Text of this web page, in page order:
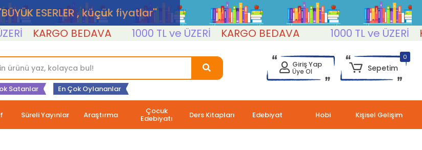
ESERLER , küçük fiyatlar''
KARGO BEDAVA 1000 TL ve ÜZERİ KARGO BEDAVA 1000 TL ve ÜZERİ
Satanlar En Çok Oylananlar
Giriş Yap
Üye Ol
0
Sepetim
Süreli Yayınlar Araştırma Çocuk
Edebiyatı Ders Kitapları Edebiyat Hobi Kişisel Gelişim